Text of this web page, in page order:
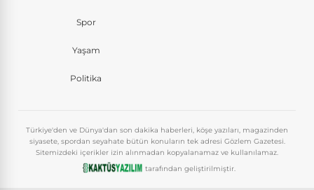
Spor
Yaşam
Politika
Türkiye'den ve Dünya'dan son dakika haberleri, köşe yazıları, magazinden
siyasete, spordan seyahate bütün konuların tek adresi Gözlem Gazetesi.
Sitemizdeki içerikler izin alınmadan kopyalanamaz ve kullanılamaz.
tarafından geliştirilmiştir.